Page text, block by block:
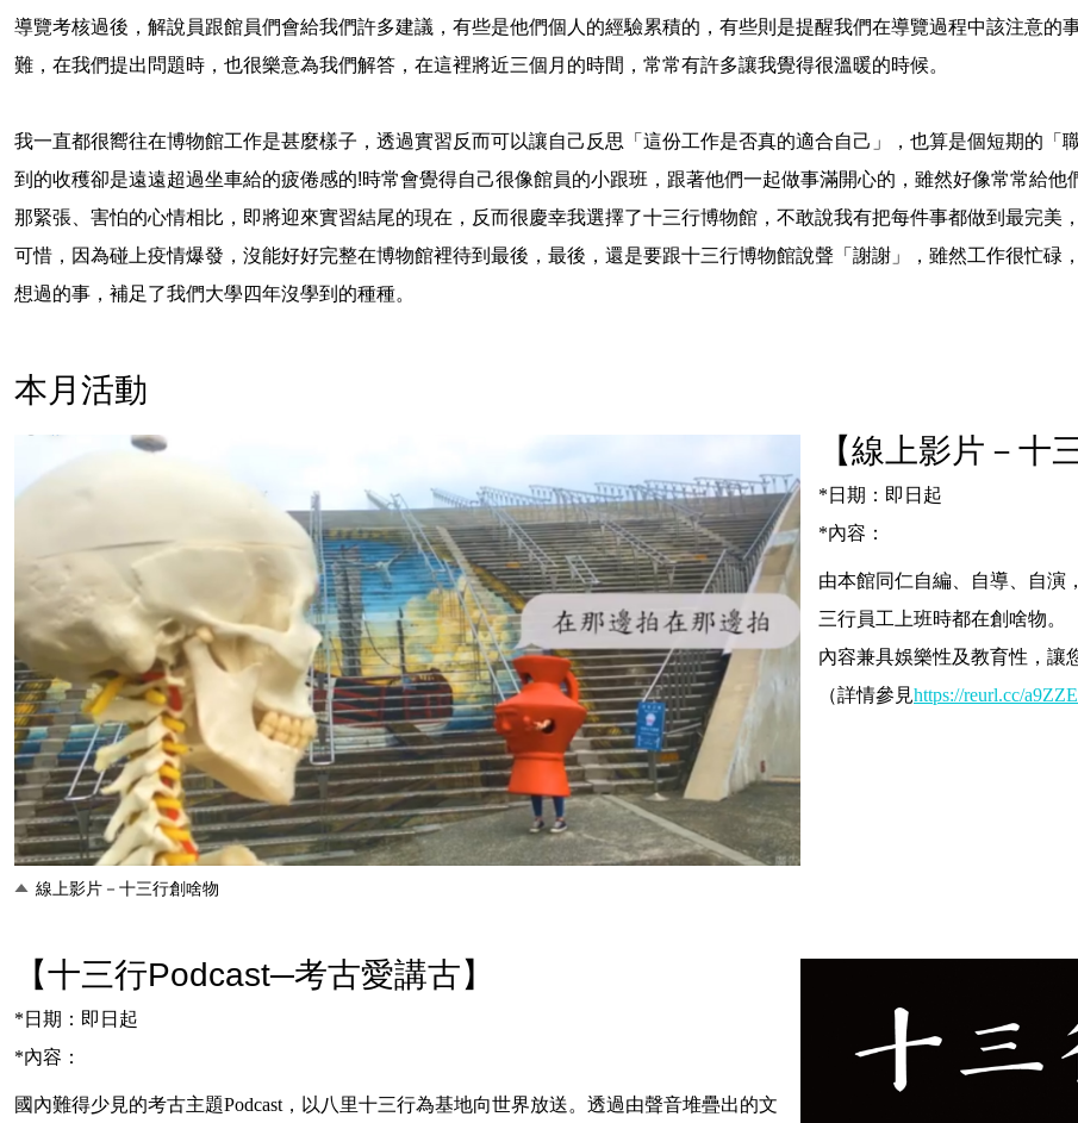
導覽考核過後，解說員跟館員們會給我們許多建議，有些是他們個人的經驗累積的，有些則是提醒我們在導覽過程中該注意的
難，在我們提出問題時，也很樂意為我們解答，在這裡將近三個月的時間，常常有許多讓我覺得很溫暖的時候。
我一直都很嚮往在博物館工作是甚麼樣子，透過實習反而可以讓自己反思「這份工作是否真的適合自己」，也算是個短期的「
到的收穫卻是遠遠超過坐車給的疲倦感的!時常會覺得自己很像館員的小跟班，跟著他們一起做事滿開心的，雖然好像常常給
那緊張、害怕的心情相比，即將迎來實習結尾的現在，反而很慶幸我選擇了十三行博物館，不敢說我有把每件事都做到最完
可惜，因為碰上疫情爆發，沒能好好完整在博物館裡待到最後，最後，還是要跟十三行博物館說聲「謝謝」，雖然工作很忙碌
想過的事，補足了我們大學四年沒學到的種種。
本月活動
線上影片－十三行創啥物
【線上影片－十
* 日期：即日起
*內容：
由本館同仁自編、自導、自演
三行員工上班時都在創啥物。
內容兼具娛樂性及教育性，讓
（詳情參見https://reurl.cc/
【十三行Podcast─考古愛講古】
* 日期：即日起
*內容：
國內難得少見的考古主題Podcast ，以八里十三行為基地向世界放送。透過由聲音堆疊出的文